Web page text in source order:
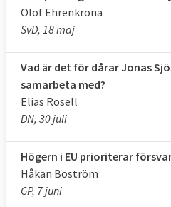
gruppen. De större
talartid i utskotten och
Grupperna tilldelas
parlamentet efter
När Europaparlamentet
olika frågor behandlas
från utskotten i de
Gruppen kan därefter
ändringsförslag. Även
samordnar sig inför
Olof Ehrenkrona
SvD, 18 maj
Vad är det för dårar Jonas
samarbeta med?
Elias Rosell
DN, 30 juli
Högern i EU prioriterar
Håkan Boström
GP, 7 juni